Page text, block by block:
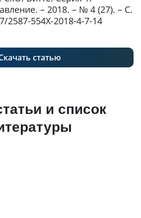
– 2018. – № 4 (27). – С.
2587-554X-2018-4-7-14
статью
и список